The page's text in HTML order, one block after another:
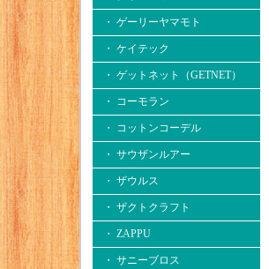
・ ゲーリーヤマモト
・ ケイテック
・ ゲットネット（GETNET）
・ コーモラン
・ コットンコーデル
・ サウザンルアー
・ ザウルス
・ ザクトクラフト
・ ZAPPU
・ サニーブロス